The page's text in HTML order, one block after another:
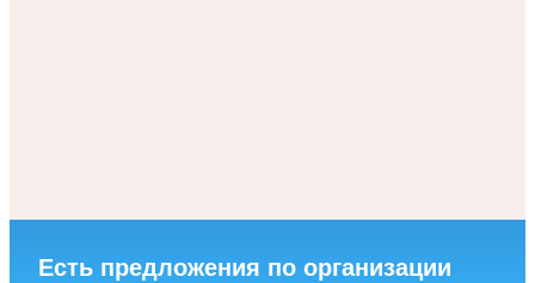
Есть предложения по организации